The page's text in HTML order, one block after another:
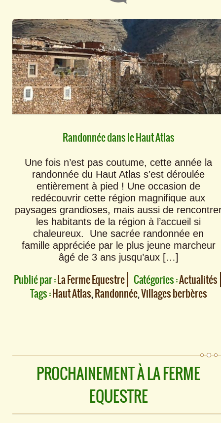
Randonnée dans le Haut Atlas
Une fois n’est pas coutume, cette année la
randonnée du Haut Atlas s’est déroulée
entièrement à pied ! Une occasion de
redécouvrir cette région magnifique aux
paysages grandioses, mais aussi de
les habitants de la région à l’accueil si
chaleureux. Une sacrée randonnée en
famille appréciée par le plus jeune marcheur
âgé de 3 ans jusqu’aux […]
Publié par :La Ferme Equestre Catégories :Actualités
Tags :Haut Atlas,Randonnée,Villages berbères
PROCHAINEMENT À LA FERME
EQUESTRE